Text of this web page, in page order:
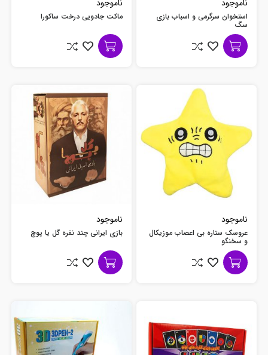
ناموجود
استخوان سرگرمی و اسباب بازی
سگ
ناموجود
ماکت جادویی درخت ساکورا
ناموجود
عروسک ستاره بی اعصاب موزیکال
و سخنگو
ناموجود
بازی ایرانی چند نفره گل یا پوچ